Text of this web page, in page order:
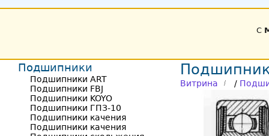
С
Витрина /
Подшипники
Подшипники ART
Подшипники FBJ
Подшипники KOYO
Подшипники ГПЗ-10
Подшипники качения
Подшипники качения